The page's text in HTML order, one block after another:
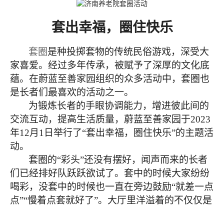
套出幸福，圈住快乐
套圈是种投掷套物的传统民俗游戏，深受大
家喜爱。经过多年传承，被赋予了深厚的文化底
蕴。在蔚蓝至善家园组织的众多活动中，套圈也
是长者们最喜欢的活动之一。
为锻炼长者的手眼协调能力，增进彼此间的
交流互动，提高生活质量，蔚蓝至善家园于2023
年12月1日举行了“套出幸福，圈住快乐”的主题活
动。
套圈的“彩头”还没有摆好，闻声而来的长者
们已经排好队跃跃欲试了。套中的时候大家纷纷
喝彩，没套中的时候也一直在旁边鼓励“就差一点
点”“慢着点套就好了”。大厅里洋溢着的不仅仅是